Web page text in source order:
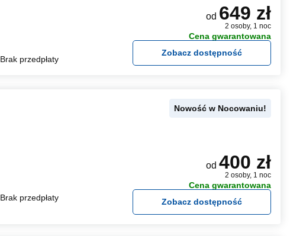
Brak przedpłaty
od 649 zł
2 osoby, 1 noc
Cena gwarantowana
Zobacz dostępność
Brak przedpłaty
Nowość w Nocowaniu!
od 400 zł
2 osoby, 1 noc
Cena gwarantowana
Zobacz dostępność